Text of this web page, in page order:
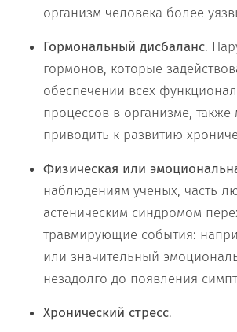
организм человека более
Гормональный дисбаланс.
гормонов, которые
обеспечении всех
процессов в организме, также
приводить к развитию
Физическая или
наблюдениям ученых, часть
астеническим синдромом
травмирующие события:
или значительный
незадолго до появления
Хронический стресс.